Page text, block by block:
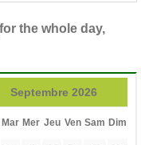
the whole day,
Septembre 2026
Mar Mer Jeu Ven Sam Dim